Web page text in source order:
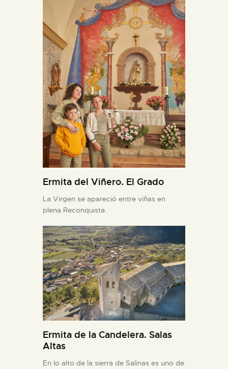
Ermita del Viñero. El Grado
La Virgen se apareció entre viñas en
plena Reconquista.
Ermita de la Candelera. Salas
Altas
En lo alto de la sierra de Salinas es uno de